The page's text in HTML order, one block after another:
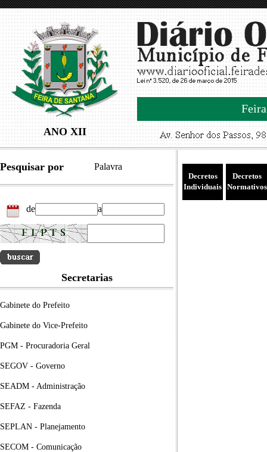
ANO XII
Pesquisar por Palavra
de a
Secretarias
Gabinete do Prefeito
Gabinete do Vice-Prefeito
PGM - Procuradoria Geral
SEGOV - Governo
SEADM - Administração
SEFAZ - Fazenda
SEPLAN - Planejamento
SECOM - Comunicação
Decretos
Individuais
Decretos
Normativos